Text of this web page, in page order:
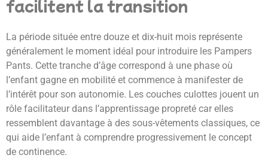
facilitent la transition
La période située entre douze et dix-huit mois représente
généralement le moment idéal pour introduire les Pampers
Pants. Cette tranche d’âge correspond à une phase où
l’enfant gagne en mobilité et commence à manifester de
l’intérêt pour son autonomie. Les couches culottes jouent un
rôle facilitateur dans l’apprentissage propreté car elles
ressemblent davantage à des sous-vêtements classiques, ce
qui aide l’enfant à comprendre progressivement le concept
de continence.